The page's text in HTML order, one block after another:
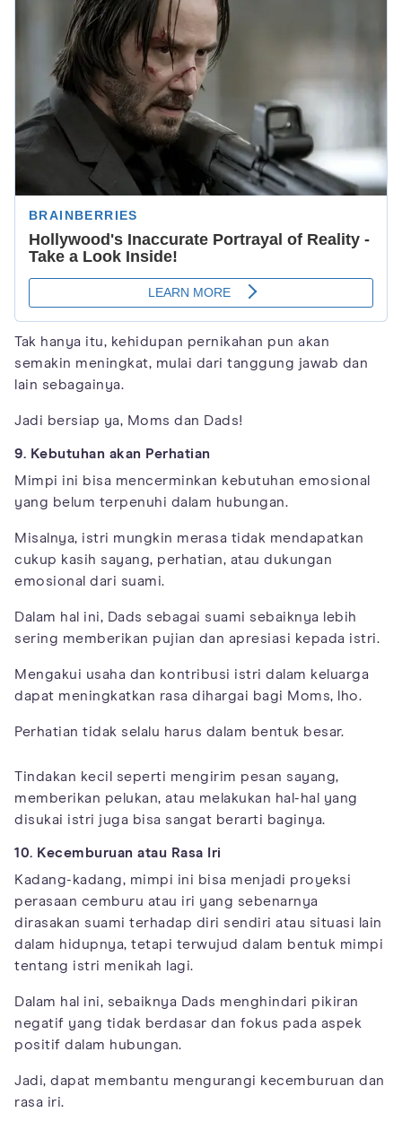
Tak hanya itu, kehidupan pernikahan pun akan
semakin meningkat, mulai dari tanggung jawab dan
lain sebagainya.
Jadi bersiap ya, Moms dan Dads!
9. Kebutuhan akan Perhatian
Mimpi ini bisa mencerminkan kebutuhan emosional
yang belum terpenuhi dalam hubungan.
Misalnya, istri mungkin merasa tidak mendapatkan
cukup kasih sayang, perhatian, atau dukungan
emosional dari suami.
Dalam hal ini, Dads sebagai suami sebaiknya lebih
sering memberikan pujian dan apresiasi kepada istri.
Mengakui usaha dan kontribusi istri dalam keluarga
dapat meningkatkan rasa dihargai bagi Moms, lho.
Perhatian tidak selalu harus dalam bentuk besar.
Tindakan kecil seperti mengirim pesan sayang,
memberikan pelukan, atau melakukan hal-hal yang
disukai istri juga bisa sangat berarti baginya.
10. Kecemburuan atau Rasa Iri
Kadang-kadang, mimpi ini bisa menjadi proyeksi
perasaan cemburu atau iri yang sebenarnya
dirasakan suami terhadap diri sendiri atau situasi lain
dalam hidupnya, tetapi terwujud dalam bentuk mimpi
tentang istri menikah lagi.
Dalam hal ini, sebaiknya Dads menghindari pikiran
negatif yang tidak berdasar dan fokus pada aspek
positif dalam hubungan.
Jadi, dapat membantu mengurangi kecemburuan dan
rasa iri.